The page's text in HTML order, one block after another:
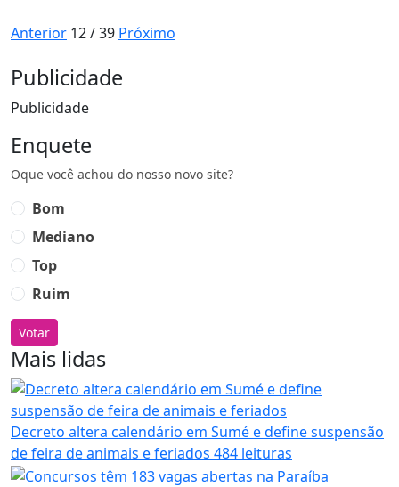
Anterior 12 / 39 Próximo
Publicidade
Publicidade
Enquete
Oque você achou do nosso novo site?
Bom
Mediano
Top
Ruim
Votar
Mais lidas
Decreto altera calendário em Sumé e define suspensão
de feira de animais e feriados 484 leituras